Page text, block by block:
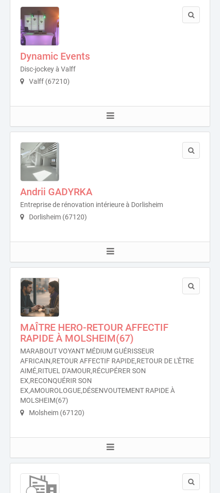
Dynamic Events
Disc-jockey à Valff
Valff (67210)
Andrii GADYRKA
Entreprise de rénovation intérieure à Dorlisheim
Dorlisheim (67120)
MAÎTRE HERO-RETOUR AFFECTIF
RAPIDE À MOLSHEIM(67)
MARABOUT VOYANT MÉDIUM GUÉRISSEUR
AFRICAIN,RETOUR AFFECTIF RAPIDE,RETOUR DE L'ÊTRE
AIMÉ,RITUEL D'AMOUR,RÉCUPÉRER SON
EX,RECONQUÉRIR SON
EX,AMOUROLOGUE,DÉSENVOUTEMENT RAPIDE À
MOLSHEIM(67)
Molsheim (67120)